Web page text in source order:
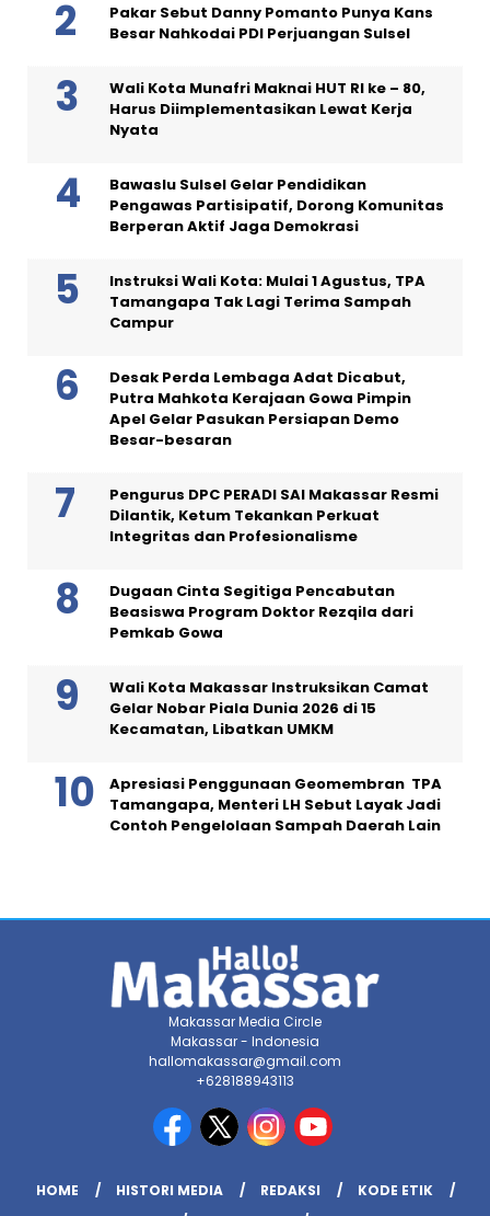
Pakar Sebut Danny Pomanto Punya Kans
Besar Nahkodai PDI Perjuangan Sulsel
Wali Kota Munafri Maknai HUT RI ke – 80,
Harus Diimplementasikan Lewat Kerja
Nyata
Bawaslu Sulsel Gelar Pendidikan
Pengawas Partisipatif, Dorong Komunitas
Berperan Aktif Jaga Demokrasi
Instruksi Wali Kota: Mulai 1 Agustus, TPA
Tamangapa Tak Lagi Terima Sampah
Campur
Desak Perda Lembaga Adat Dicabut,
Putra Mahkota Kerajaan Gowa Pimpin
Apel Gelar Pasukan Persiapan Demo
Besar-besaran
Pengurus DPC PERADI SAI Makassar Resmi
Dilantik, Ketum Tekankan Perkuat
Integritas dan Profesionalisme
Dugaan Cinta Segitiga Pencabutan
Beasiswa Program Doktor Rezqila dari
Pemkab Gowa
Wali Kota Makassar Instruksikan Camat
Gelar Nobar Piala Dunia 2026 di 15
Kecamatan, Libatkan UMKM
Apresiasi Penggunaan Geomembran TPA
Tamangapa, Menteri LH Sebut Layak Jadi
Contoh Pengelolaan Sampah Daerah Lain
Makassar Media Circle
Makassar - Indonesia
hallomakassar@gmail.com
+628188943113
HOME HISTORI MEDIA REDAKSI
KODE ETIK